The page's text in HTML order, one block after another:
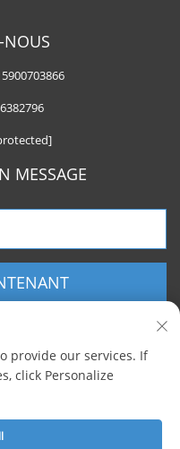
NOUS
MESSAGE
Co., Ltd. Tous droits
provide our services. If
click Personalize